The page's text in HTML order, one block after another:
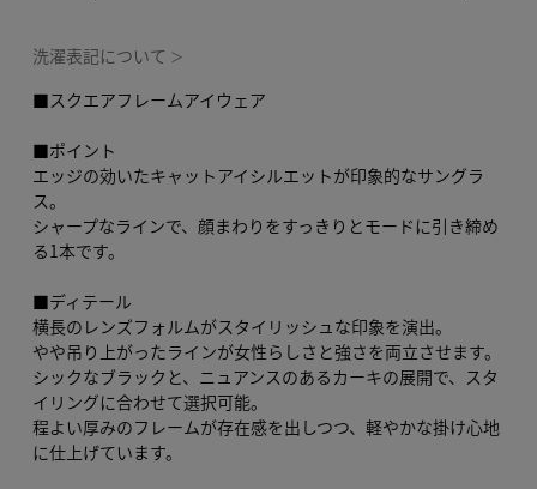
洗濯表記について ＞
■スクエアフレームアイウェア
■ポイント
エッジの効いたキャットアイシルエットが印象的なサングラ
ス。
シャープなラインで、顔まわりをすっきりとモードに引き締め
る1本です。
■ディテール
横長のレンズフォルムがスタイリッシュな印象を演出。
やや吊り上がったラインが女性らしさと強さを両立させます。
シックなブラックと、ニュアンスのあるカーキの展開で、スタ
イリングに合わせて選択可能。
程よい厚みのフレームが存在感を出しつつ、軽やかな掛け心地
に仕上げています。